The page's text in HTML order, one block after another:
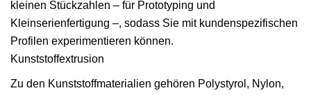
kleinen Stückzahlen – für Prototyping und
Kleinserienfertigung –, sodass Sie mit kundenspezifischen
Profilen experimentieren können.
Kunststoffextrusion
Zu den Kunststoffmaterialien gehören Polystyrol, Nylon,